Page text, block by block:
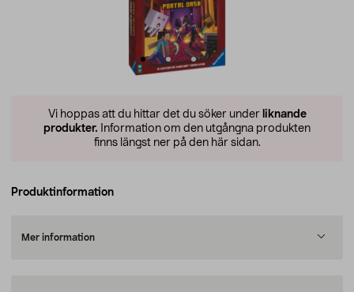
Vi hoppas att du hittar det du söker under liknande
produkter. Information om den utgångna produkten
finns längst ner på den här sidan.
Produktinformation
Mer information